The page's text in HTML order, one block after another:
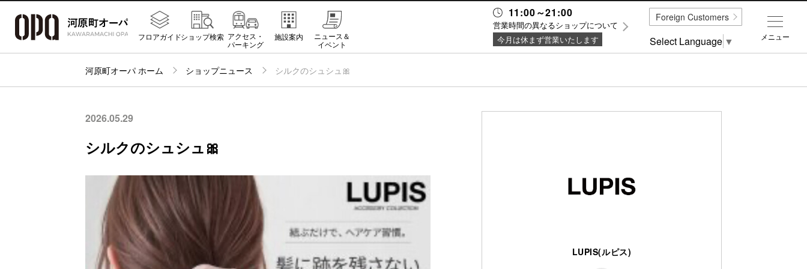
11:00～21:00
営業時間の異なるショップについて
今月は休まず営業いたします
フロアガイドショップ検索 アクセス・
パーキング
施設案内
ニュース＆
イベント
河原町オーパ ホーム ショップニュース シルクのシュシュ🎀
2026.05.29
シルクのシュシュ🎀
LUPIS(ルピス)
メニュー
Foreign Customers
Select Language ▼